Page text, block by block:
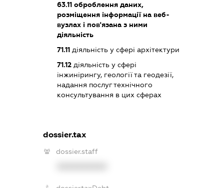
63.11 оброблення даних,
розміщення інформації на веб-
вузлах і пов'язана з ними
діяльність
71.11 діяльність у сфері архітектури
71.12 діяльність у сфері
інжинірингу, геології та геодезії,
надання послуг технічного
консультування в цих сферах
dossier.tax
dossier.staff